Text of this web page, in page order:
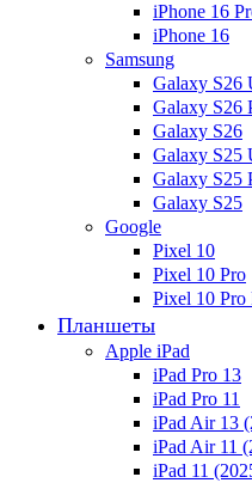
iPhone 16
iPhone 16
Samsung
Galaxy S26
Galaxy S26
Galaxy S26
Galaxy S25
Galaxy S25
Galaxy S25
Google
Pixel 10
Pixel 10 Pro
Pixel 10 Pro
Планшеты
Apple iPad
iPad Pro 13
iPad Pro 11
iPad Air 13
iPad Air 11
iPad 11